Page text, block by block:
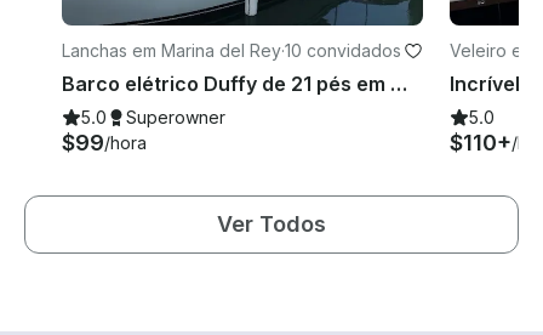
Lanchas em Marina del Rey·10 convidados
Barco elétrico Duffy de 21 pés em Marina del Rey, Califórnia
5.0 Superowner
$99/hora
Veleiro em
5.0
$110+/
Ver Todos